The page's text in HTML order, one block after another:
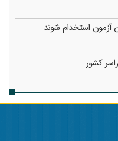
آزمون استخدام شوند
کشور